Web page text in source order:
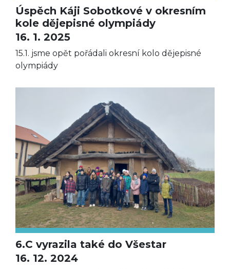
Úspěch Káji Sobotkové v okresním
kole dějepisné olympiády
16. 1. 2025
15.1. jsme opět pořádali okresní kolo dějepisné
olympiády
6.C vyrazila také do Všestar
16. 12. 2024